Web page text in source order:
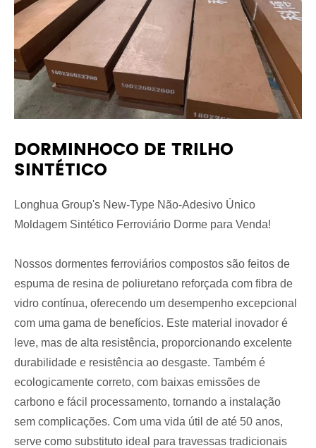
DORMINHOCO DE TRILHO
SINTÉTICO
Longhua Group's New-Type Não-Adesivo Único
Moldagem Sintético Ferroviário Dorme para Venda!
Nossos dormentes ferroviários compostos são feitos de
espuma de resina de poliuretano reforçada com fibra de
vidro contínua, oferecendo um desempenho excepcional
com uma gama de benefícios. Este material inovador é
leve, mas de alta resistência, proporcionando excelente
durabilidade e resistência ao desgaste. Também é
ecologicamente correto, com baixas emissões de
carbono e fácil processamento, tornando a instalação
sem complicações. Com uma vida útil de até 50 anos,
serve como substituto ideal para travessas tradicionais